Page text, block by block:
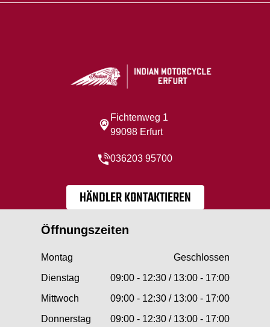
Fichtenweg 1
99098 Erfurt
036203 95700
HÄNDLER KONTAKTIEREN
Öffnungszeiten
Montag
Geschlossen
Dienstag
09:00 - 12:30 / 13:00 - 17:00
Mittwoch
09:00 - 12:30 / 13:00 - 17:00
Donnerstag
09:00 - 12:30 / 13:00 - 17:00